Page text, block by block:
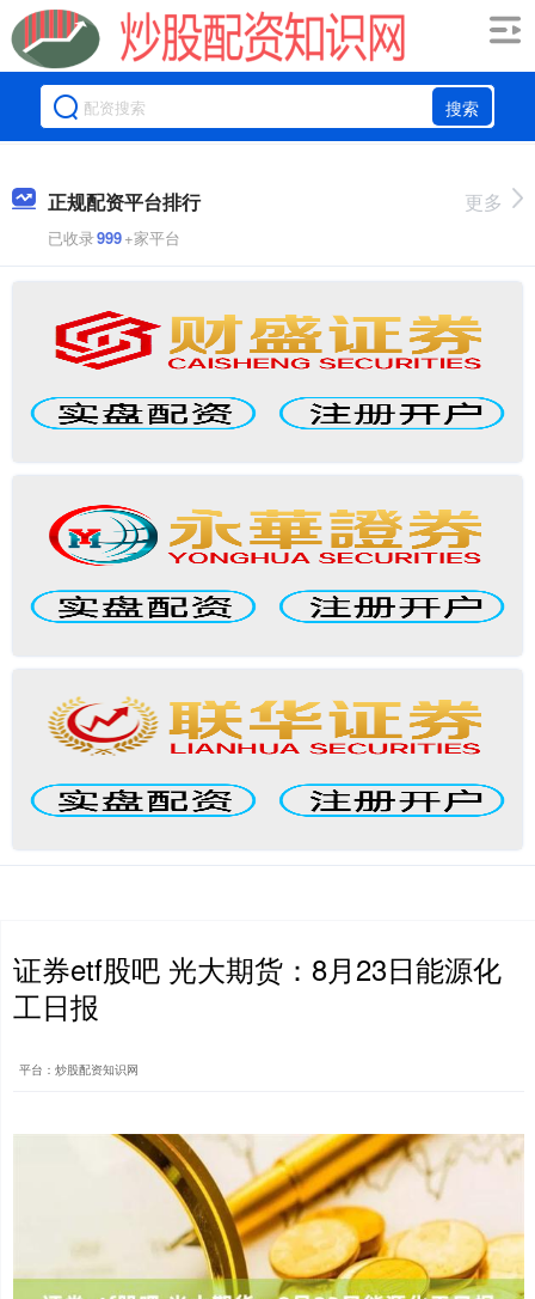
搜索
正规配资平台排行
已收录999+家平台
更多
证券etf股吧 光大期货：8月23日能源化
工日报
平台：炒股配资知识网